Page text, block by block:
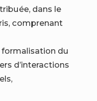
dans le
comprenant
formalisation du
d’interactions